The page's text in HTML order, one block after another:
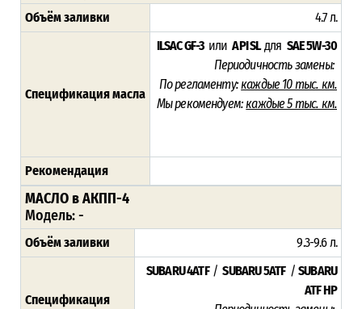
Объём заливки 4.7 л.
Спецификация масла
ILSAC GF-3 илиAPI SLдля SAE 5W-30
Периодичность замены:
По регламенту:каждые 10 тыс. км.
Мы рекомендуем:каждые 5 тыс. км.
Рекомендация
МАСЛО в АКПП-4
Модель:-
Объём заливки 9.3-9.6л.
Спецификация
SUBARU 4ATF /SUBARU 5ATF /SUBARU
ATF HP